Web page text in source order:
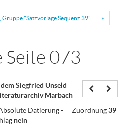
Gruppe "Satzvorlage Sequenz 39" »
Seite 073
Siegfried Unseld
Marbach
Datierung- Zuordnung39
nein